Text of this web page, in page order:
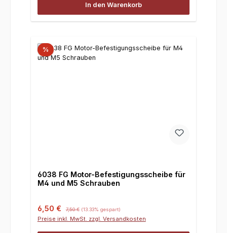
In den Warenkorb
%
6038 FG Motor-Befestigungsscheibe für
M4 und M5 Schrauben
Verkaufspreis:
6,50 € 7,50 € (13.33% gespart)
Preise inkl. MwSt. zzgl. Versandkosten